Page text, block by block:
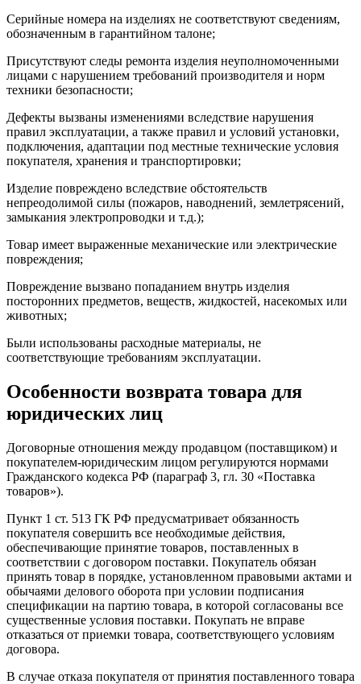
Серийные номера на изделиях не соответствуют сведениям,
обозначенным в гарантийном талоне;
Присутствуют следы ремонта изделия неуполномоченными
лицами с нарушением требований производителя и норм
техники безопасности;
Дефекты вызваны изменениями вследствие нарушения
правил эксплуатации, а также правил и условий установки,
подключения, адаптации под местные технические условия
покупателя, хранения и транспортировки;
Изделие повреждено вследствие обстоятельств
непреодолимой силы (пожаров, наводнений, землетрясений,
замыкания электропроводки и т.д.);
Товар имеет выраженные механические или электрические
повреждения;
Повреждение вызвано попаданием внутрь изделия
посторонних предметов, веществ, жидкостей, насекомых или
животных;
Были использованы расходные материалы, не
соответствующие требованиям эксплуатации.
Особенности возврата товара для
юридических лиц
Договорные отношения между продавцом (поставщиком) и
покупателем-юридическим лицом регулируются нормами
Гражданского кодекса РФ (параграф 3, гл. 30 «Поставка
товаров»).
Пункт 1 ст. 513 ГК РФ предусматривает обязанность
покупателя совершить все необходимые действия,
обеспечивающие принятие товаров, поставленных в
соответствии с договором поставки. Покупатель обязан
принять товар в порядке, установленном правовыми актами и
обычаями делового оборота при условии подписания
спецификации на партию товара, в которой согласованы все
существенные условия поставки. Покупать не вправе
отказаться от приемки товара, соответствующего условиям
договора.
В случае отказа покупателя от принятия поставленного товара